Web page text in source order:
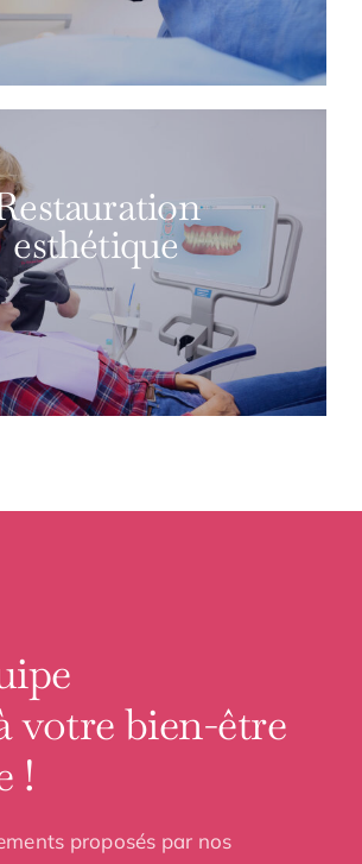
esthétique
votre bien-être
!
proposés par nos